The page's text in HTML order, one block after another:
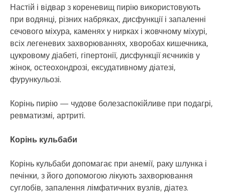
Настій і відвар з кореневищ пирію використовують
при водянці, різних набряках, дисфункції і запаленні
сечового міхура, каменях у нирках і жовчному міхурі,
всіх легеневих захворюваннях, хворобах кишечника,
цукровому діабеті, гіпертонії, дисфункції яєчників у
жінок, остеохондрозі, ексудативному діатезі,
фурункульозі.
Корінь пирію — чудове болезаспокійливе при подагрі,
ревматизмі, артриті.
Корінь кульбаби
Корінь кульбаби допомагає при анемії, раку шлунка і
печінки, з його допомогою лікують захворювання
суглобів, запалення лімфатичних вузлів, діатез.